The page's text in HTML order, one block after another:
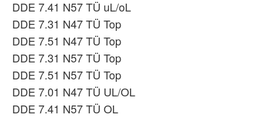
DDE 7.41 N57 TÜ uL/oL
DDE 7.31 N47 TÜ Top
DDE 7.51 N47 TÜ Top
DDE 7.31 N57 TÜ Top
DDE 7.51 N57 TÜ Top
DDE 7.01 N47 TÜ UL/OL
DDE 7.41 N57 TÜ OL